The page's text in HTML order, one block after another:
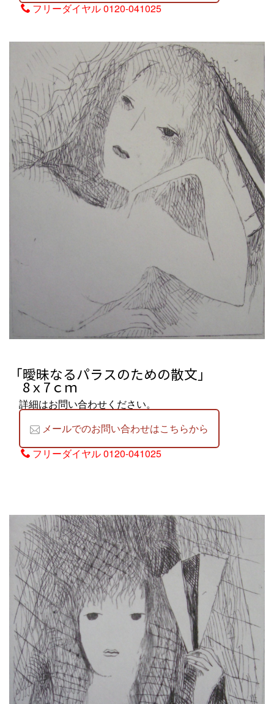
フリーダイヤル0120-041025
「曖昧なるパラスのための散文」
8ｘ7ｃｍ
詳細はお問い合わせください。
メールでのお問い合わせはこちらから
フリーダイヤル0120-041025